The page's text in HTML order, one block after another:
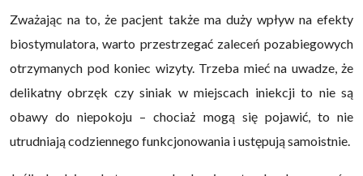
Zważając na to, że pacjent także ma duży wpływ na efekty
biostymulatora, warto przestrzegać zaleceń pozabiegowych
otrzymanych pod koniec wizyty. Trzeba mieć na uwadze, że
delikatny obrzęk czy siniak w miejscach iniekcji to nie są
obawy do niepokoju – chociaż mogą się pojawić, to nie
utrudniają codziennego funkcjonowania i ustępują samoistnie.